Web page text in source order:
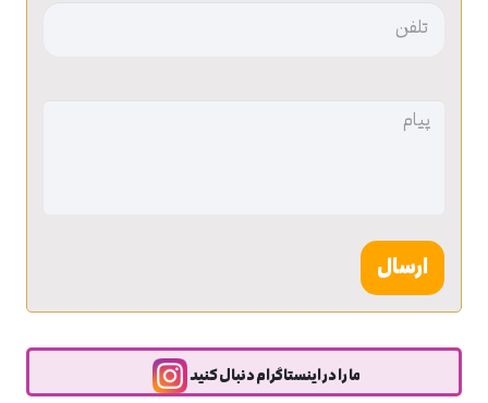
بدون
بدون
ما را در اینستاگرام دنبال کنید